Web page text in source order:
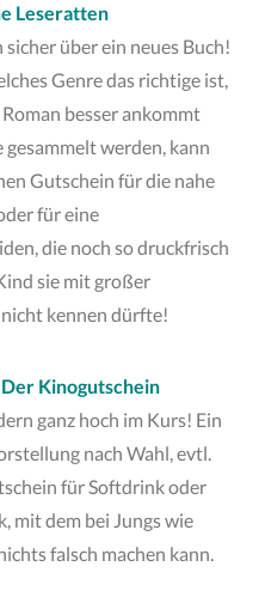
Leseratten
über ein neues Buch!
Genre das richtige ist,
besser ankommt
gesammelt werden, kann
Gutschein für die nahe
für eine
die noch so druckfrisch
sie mit großer
kennen dürfte!
Kinogutschein
ganz hoch im Kurs! Ein
nach Wahl, evtl.
für Softdrink oder
mit dem bei Jungs wie
falsch machen kann.